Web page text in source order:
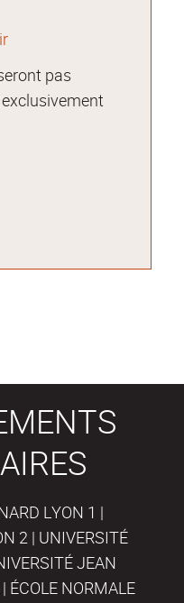
pas
LYON 1 |
2 | UNIVERSITÉ
JEAN
ÉCOLE NORMALE